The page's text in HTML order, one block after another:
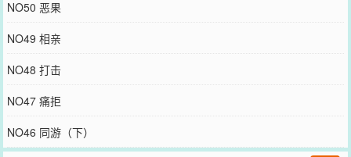
NO50 恶果
NO49 相亲
NO48 打击
NO47 痛拒
NO46 同游（下）